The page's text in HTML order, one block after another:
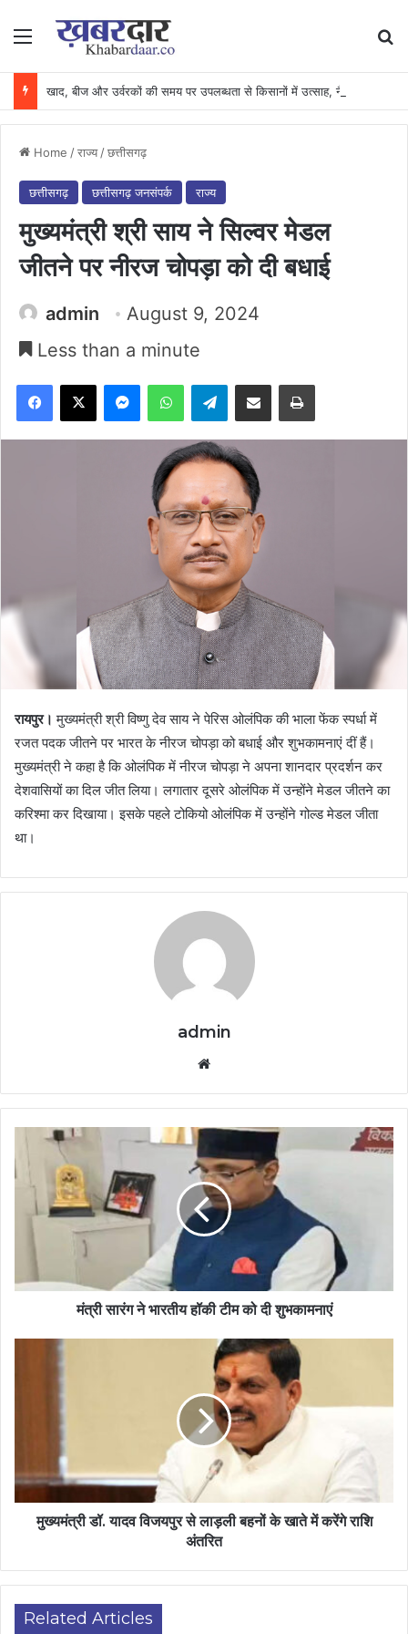
Menu
Home /राज्य /छत्तीसगढ़
छत्तीसगढ़ छत्तीसगढ़ जनसंपर्क राज्य
मुख्यमंत्री श्री साय ने सिल्वर मेडल
जीतने पर नीरज चोपड़ा को दी बधाई
admin
August 9, 2024
Less than a minute
Facebook
X MessengerWhatsAppTelegramShare via Email Print
रायपुर। मुख्यमंत्री श्री विष्णु देव साय ने पेरिस ओलंपिक की भाला फेंक स्पर्धा में
रजत पदक जीतने पर भारत के नीरज चोपड़ा को बधाई और शुभकामनाएं दीं हैं।
मुख्यमंत्री ने कहा है कि ओलंपिक में नीरज चोपड़ा ने अपना शानदार प्रदर्शन कर
देशवासियों का दिल जीत लिया। लगातार दूसरे ओलंपिक में उन्होंने मेडल जीतने का
करिश्मा कर दिखाया। इसके पहले टोकियो ओलंपिक में उन्होंने गोल्ड मेडल जीता
था।
admin
मंत्री सारंग ने भारतीय हॉकी टीम को दी शुभकामनाएं
मुख्यमंत्री डॉ. यादव विजयपुर से लाड़ली बहनों के खाते में करेंगे राशि
अंतरित
Related Articles